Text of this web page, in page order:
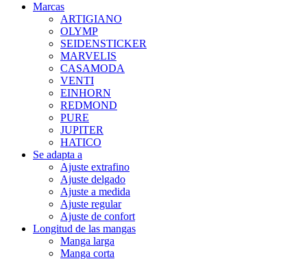
Marcas
ARTIGIANO
OLYMP
SEIDENSTICKER
MARVELIS
CASAMODA
VENTI
EINHORN
REDMOND
PURE
JUPITER
HATICO
Se adapta a
Ajuste extrafino
Ajuste delgado
Ajuste a medida
Ajuste regular
Ajuste de confort
Longitud de las mangas
Manga larga
Manga corta